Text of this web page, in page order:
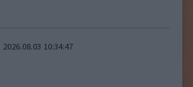
2026.08.03 10:34:47